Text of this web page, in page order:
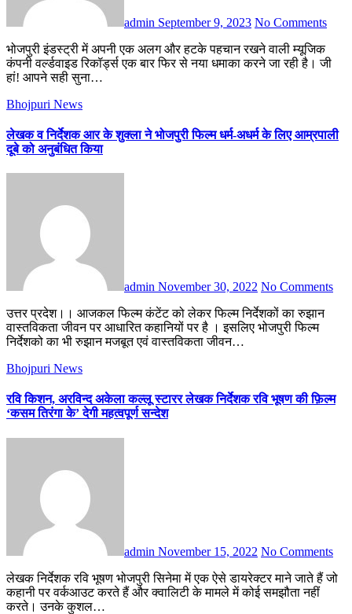
admin September 9, 2023 No Comments
भोजपुरी इंडस्ट्री में अपनी एक अलग और हटके पहचान रखने वाली म्यूजिक
कंपनी वर्ल्डवाइड रिकॉर्ड्स एक बार फिर से नया धमाका करने जा रही है। जी
हां! आपने सही सुना…
Bhojpuri News
लेखक व निर्देशक आर के शुक्ला ने भोजपुरी फिल्म धर्म-अधर्म के लिए आम्रपाली
दूबे को अनुबंधित किया
admin November 30, 2022 No Comments
उत्तर प्रदेश।। आजकल फिल्म कंटेंट को लेकर फिल्म निर्देशकों का रुझान
वास्तविकता जीवन पर आधारित कहानियों पर है । इसलिए भोजपुरी फिल्म
निर्देशको का भी रुझान मजबूत एवं वास्तविकता जीवन…
Bhojpuri News
रवि किशन, अरविन्द अकेला कल्लू स्टारर लेखक निर्देशक रवि भूषण की फ़िल्म
‘कसम तिरंगा के’ देगी महत्वपूर्ण सन्देश
admin November 15, 2022 No Comments
लेखक निर्देशक रवि भूषण भोजपुरी सिनेमा में एक ऐसे डायरेक्टर माने जाते हैं जो
कहानी पर वर्कआउट करते हैं और क्वालिटी के मामले में कोई समझौता नहीं
करते। उनके कुशल…